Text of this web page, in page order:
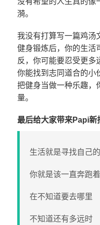
漪。
我没有打算写一篇鸡汤
健身锻炼后，你的生活
反，你可能要忍受更多
你能找到志同道合的小
把健身当做一种乐趣，
量。
最后给大家带来Papi新
生活就是寻找自己
你就是该一直奔跑着
在不知道要去哪里
不知道还有多远时